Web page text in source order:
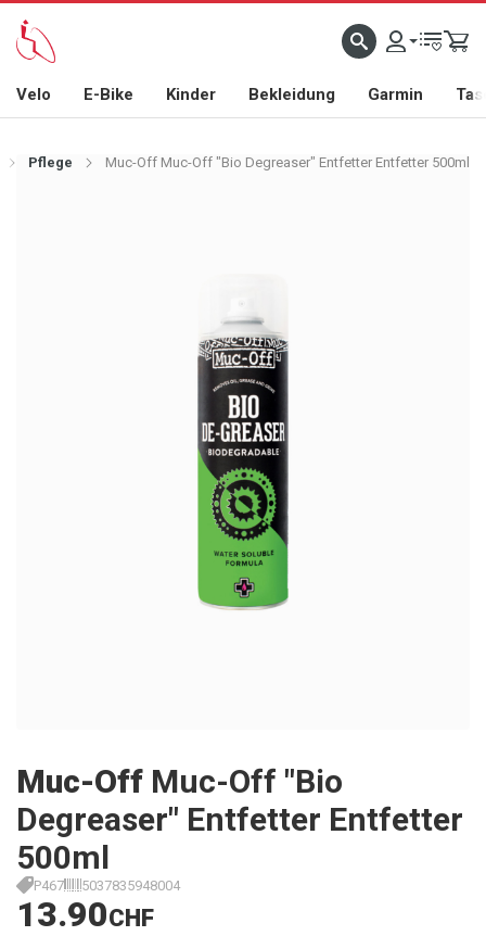
Velo E-Bike Kinder Bekleidung Garmin
Pflege Muc-Off Muc-Off "Bio Degreaser" Entfetter Entfetter 500ml
Muc-Off Muc-Off "Bio
Degreaser" Entfetter Entfetter
500ml
P467 5037835948004
13.90CHF